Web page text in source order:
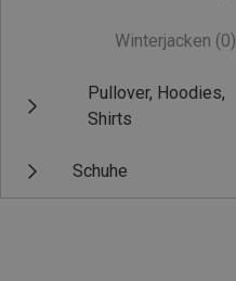
Winterjacken (0)
Pullover, Hoodies,
Shirts
Schuhe